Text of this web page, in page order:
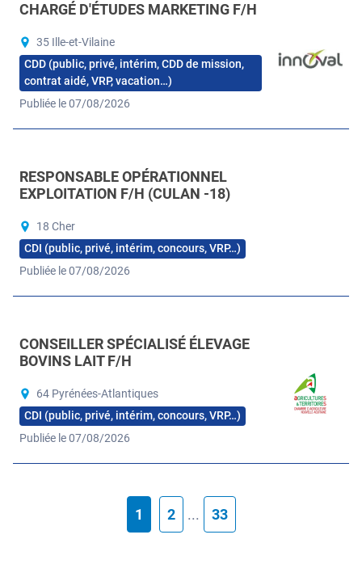
CHARGÉ D'ÉTUDES MARKETING F/H
35 Ille-et-Vilaine
CDD (public, privé, intérim, CDD de mission,
contrat aidé, VRP, vacation…)
Publiée le 07/08/2026
RESPONSABLE OPÉRATIONNEL
EXPLOITATION F/H (CULAN -18)
18 Cher
CDI (public, privé, intérim, concours, VRP…)
Publiée le 07/08/2026
CONSEILLER SPÉCIALISÉ ÉLEVAGE
BOVINS LAIT F/H
64 Pyrénées-Atlantiques
CDI (public, privé, intérim, concours, VRP…)
Publiée le 07/08/2026
1 2 ... 33